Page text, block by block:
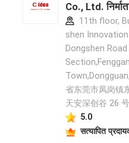
Co., Ltd.
11th floor,
shen Innovation
Dongshen Road
省东莞市凤岗镇
天安深创谷 26
5.0
सत्यापित